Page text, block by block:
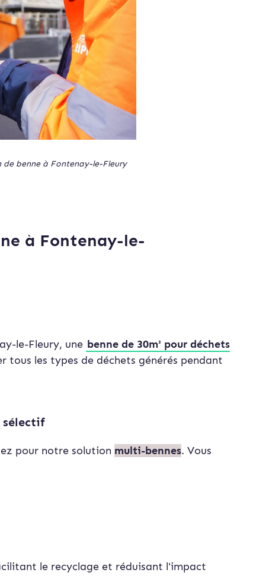
benne à Fontenay-le-Fleury
à Fontenay-le-
le-Fleury, une benne de 30m³ pour déchets
tous les types de déchets générés pendant
sélectif
pour notre solution multi-bennes. Vous
le recyclage et réduisant l'impact